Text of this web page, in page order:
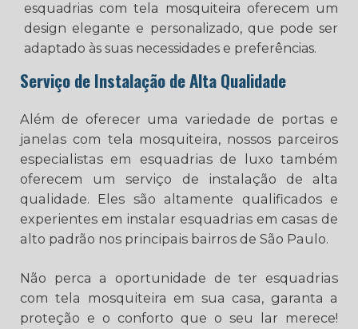
esquadrias com tela mosquiteira oferecem um
design elegante e personalizado, que pode ser
adaptado às suas necessidades e preferências.
Serviço de Instalação de Alta Qualidade
Além de oferecer uma variedade de portas e
janelas com tela mosquiteira, nossos parceiros
especialistas em esquadrias de luxo também
oferecem um serviço de instalação de alta
qualidade. Eles são altamente qualificados e
experientes em instalar esquadrias em casas de
alto padrão nos principais bairros de São Paulo.
Não perca a oportunidade de ter esquadrias
com tela mosquiteira em sua casa, garanta a
proteção e o conforto que o seu lar merece!